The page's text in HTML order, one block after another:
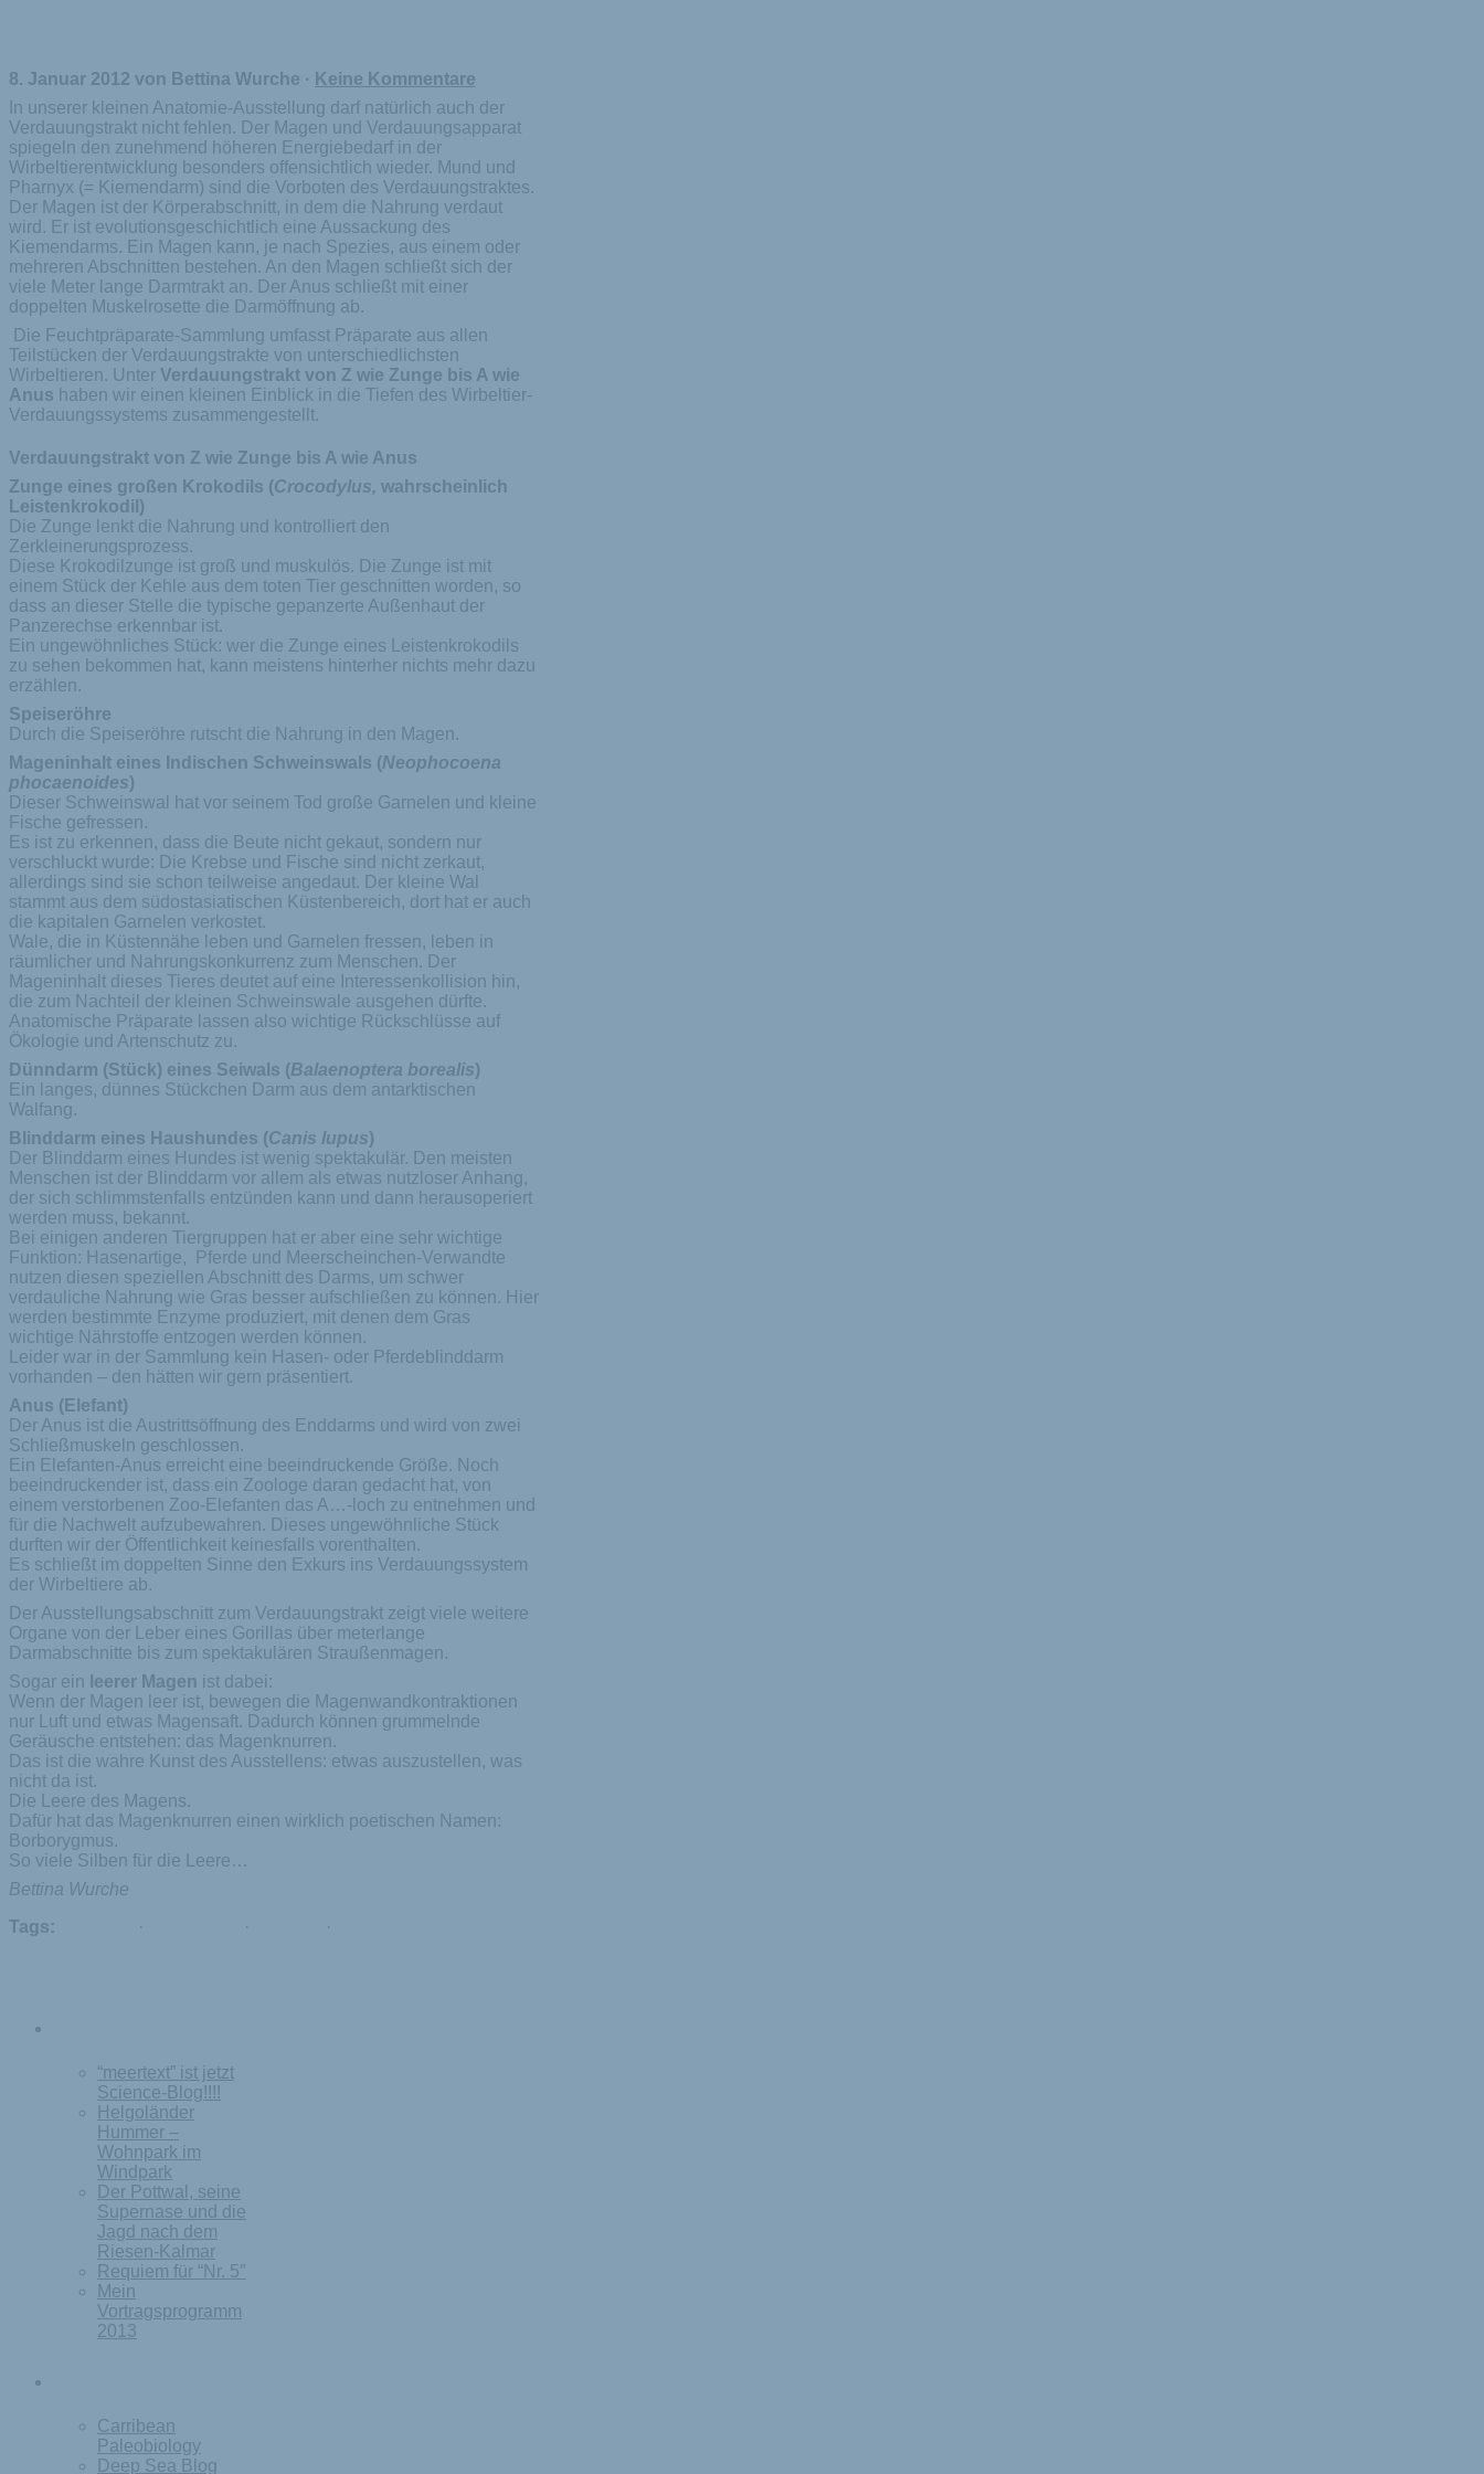
8. Januar 2012 von Bettina Wurche · Keine Kommentare
In unserer kleinen Anatomie-Ausstellung darf natürlich auch der
Verdauungstrakt nicht fehlen. Der Magen und Verdauungsapparat
spiegeln den zunehmend höheren Energiebedarf in der
Wirbeltierentwicklung besonders offensichtlich wieder. Mund und
Pharnyx (= Kiemendarm) sind die Vorboten des Verdauungstraktes.
Der Magen ist der Körperabschnitt, in dem die Nahrung verdaut
wird. Er ist evolutionsgeschichtlich eine Aussackung des
Kiemendarms. Ein Magen kann, je nach Spezies, aus einem oder
mehreren Abschnitten bestehen. An den Magen schließt sich der
viele Meter lange Darmtrakt an. Der Anus schließt mit einer
doppelten Muskelrosette die Darmöffnung ab.
Die Feuchtpräparate-Sammlung umfasst Präparate aus allen
Teilstücken der Verdauungstrakte von unterschiedlichsten
Wirbeltieren. Unter Verdauungstrakt von Z wie Zunge bis A wie
Anus haben wir einen kleinen Einblick in die Tiefen des Wirbeltier-
Verdauungssystems zusammengestellt.
Verdauungstrakt von Z wie Zunge bis A wie Anus
Zunge eines großen Krokodils (Crocodylus, wahrscheinlich
Leistenkrokodil)
Die Zunge lenkt die Nahrung und kontrolliert den
Zerkleinerungsprozess.
Diese Krokodilzunge ist groß und muskulös. Die Zunge ist mit
einem Stück der Kehle aus dem toten Tier geschnitten worden, so
dass an dieser Stelle die typische gepanzerte Außenhaut der
Panzerechse erkennbar ist.
Ein ungewöhnliches Stück: wer die Zunge eines Leistenkrokodils
zu sehen bekommen hat, kann meistens hinterher nichts mehr dazu
erzählen.
Speiseröhre
Durch die Speiseröhre rutscht die Nahrung in den Magen.
Mageninhalt eines Indischen Schweinswals (Neophocoena
phocaenoides)
Dieser Schweinswal hat vor seinem Tod große Garnelen und kleine
Fische gefressen.
Es ist zu erkennen, dass die Beute nicht gekaut, sondern nur
verschluckt wurde: Die Krebse und Fische sind nicht zerkaut,
allerdings sind sie schon teilweise angedaut. Der kleine Wal
stammt aus dem südostasiatischen Küstenbereich, dort hat er auch
die kapitalen Garnelen verkostet.
Wale, die in Küstennähe leben und Garnelen fressen, leben in
räumlicher und Nahrungskonkurrenz zum Menschen. Der
Mageninhalt dieses Tieres deutet auf eine Interessenkollision hin,
die zum Nachteil der kleinen Schweinswale ausgehen dürfte.
Anatomische Präparate lassen also wichtige Rückschlüsse auf
Ökologie und Artenschutz zu.
Dünndarm (Stück) eines Seiwals (Balaenoptera borealis)
Ein langes, dünnes Stückchen Darm aus dem antarktischen
Walfang.
Blinddarm eines Haushundes (Canis lupus)
Der Blinddarm eines Hundes ist wenig spektakulär. Den meisten
Menschen ist der Blinddarm vor allem als etwas nutzloser Anhang,
der sich schlimmstenfalls entzünden kann und dann herausoperiert
werden muss, bekannt.
Bei einigen anderen Tiergruppen hat er aber eine sehr wichtige
Funktion: Hasenartige, Pferde und Meerscheinchen-Verwandte
nutzen diesen speziellen Abschnitt des Darms, um schwer
verdauliche Nahrung wie Gras besser aufschließen zu können. Hier
werden bestimmte Enzyme produziert, mit denen dem Gras
wichtige Nährstoffe entzogen werden können.
Leider war in der Sammlung kein Hasen- oder Pferdeblinddarm
vorhanden – den hätten wir gern präsentiert.
Anus (Elefant)
Der Anus ist die Austrittsöffnung des Enddarms und wird von zwei
Schließmuskeln geschlossen.
Ein Elefanten-Anus erreicht eine beeindruckende Größe. Noch
beeindruckender ist, dass ein Zoologe daran gedacht hat, von
einem verstorbenen Zoo-Elefanten das A…-loch zu entnehmen und
für die Nachwelt aufzubewahren. Dieses ungewöhnliche Stück
durften wir der Öffentlichkeit keinesfalls vorenthalten.
Es schließt im doppelten Sinne den Exkurs ins Verdauungssystem
der Wirbeltiere ab.
Der Ausstellungsabschnitt zum Verdauungstrakt zeigt viele weitere
Organe von der Leber eines Gorillas über meterlange
Darmabschnitte bis zum spektakulären Straußenmagen.
Sogar ein leerer Magen ist dabei:
Wenn der Magen leer ist, bewegen die Magenwandkontraktionen
nur Luft und etwas Magensaft. Dadurch können grummelnde
Geräusche entstehen: das Magenknurren.
Das ist die wahre Kunst des Ausstellens: etwas auszustellen, was
nicht da ist.
Die Leere des Magens.
Dafür hat das Magenknurren einen wirklich poetischen Namen:
Borborygmus.
So viele Silben für die Leere…
Bettina Wurche
Tags:
· · ·
“meertext” ist jetzt
Science-Blog!!!!
Helgoländer
Hummer –
Wohnpark im
Windpark
Der Pottwal, seine
Supernase und die
Jagd nach dem
Riesen-Kalmar
Requiem für “Nr. 5″
Mein
Vortragsprogramm
2013
Carribean
Paleobiology
Deep Sea Blog